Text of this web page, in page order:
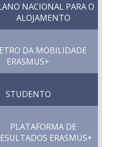
NACIONAL PARA O
ALOJAMENTO
DA MOBILIDADE
ERASMUS+
STUDENTO
PLATAFORMA DE
ERASMUS+